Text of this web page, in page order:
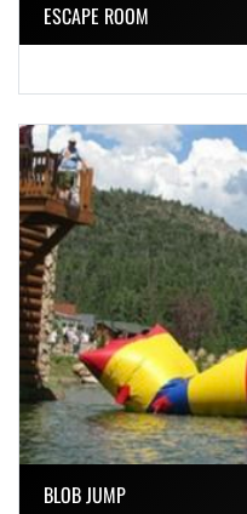
ESCAPE ROOM
BLOB JUMP